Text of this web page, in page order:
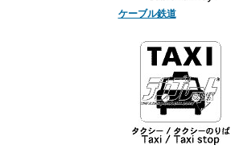
ケーブル鉄道